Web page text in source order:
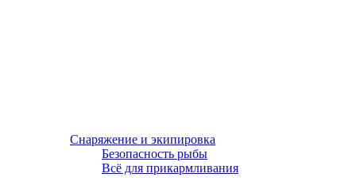
Снаряжение и экипировка
Безопасность рыбы
Всё для прикармливания